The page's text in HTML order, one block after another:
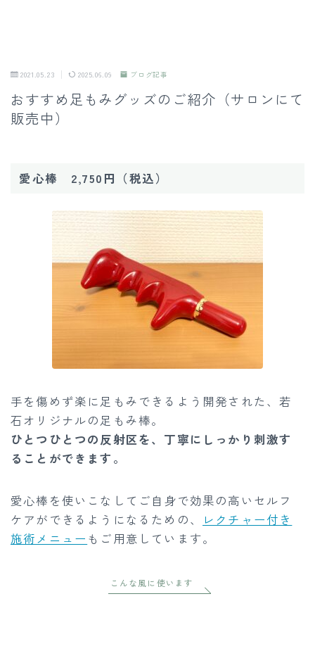
2021.05.23 2025.06.09 ブログ記事
おすすめ足もみグッズのご紹介（サロンにて
販売中）
愛心棒 2,750円（税込）
手を傷めず楽に足もみできるよう開発された、若
石オリジナルの足もみ棒。
ひとつひとつの反射区を、丁寧にしっかり刺激す
ることができます。
愛心棒を使いこなしてご自身で効果の高いセルフ
ケアができるようになるための、
レクチャー付き
施術メニュー もご用意しています。
こんな風に使います